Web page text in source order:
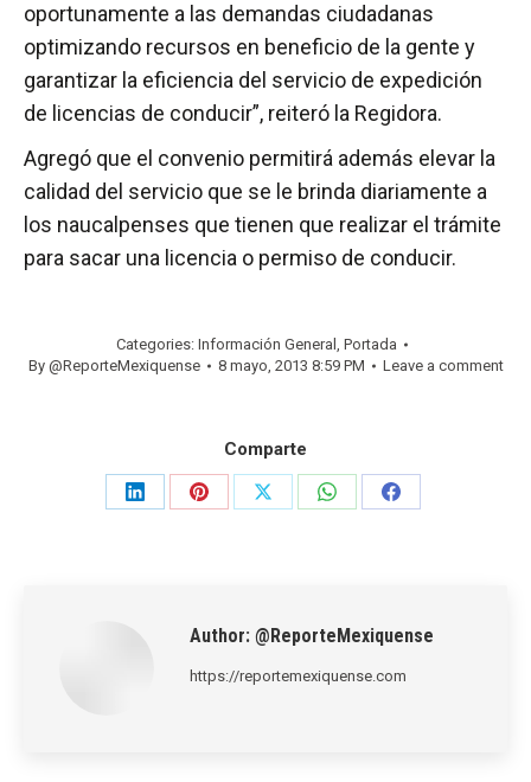
oportunamente a las demandas ciudadanas
optimizando recursos en beneficio de la gente y
garantizar la eficiencia del servicio de expedición
de licencias de conducir”, reiteró la Regidora.
Agregó que el convenio permitirá además elevar la
calidad del servicio que se le brinda diariamente a
los naucalpenses que tienen que realizar el trámite
para sacar una licencia o permiso de conducir.
Categories: Información General , Portada
By @ReporteMexiquense 8 mayo, 2013 8:59 PM Leave a comment
Comparte
Share
Share
Share
Share
Share
Author: @ReporteMexiquense
https://reportemexiquense.com